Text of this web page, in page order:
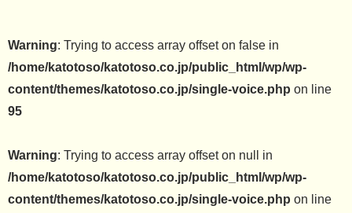
Warning: Trying to access array offset on false in
/home/katotoso/katotoso.co.jp/public_html/wp/wp-
content/themes/katotoso.co.jp/single-voice.php on line
95
Warning: Trying to access array offset on null in
/home/katotoso/katotoso.co.jp/public_html/wp/wp-
content/themes/katotoso.co.jp/single-voice.php on line